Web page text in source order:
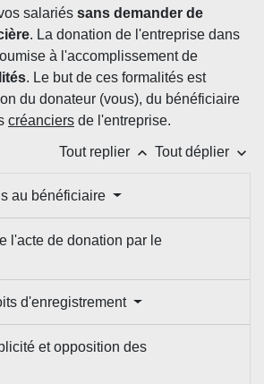
salariés sans demander de
. La donation de l'entreprise dans
à l'accomplissement de
. Le but de ces formalités est
du donateur (vous), du bénéficiaire
créanciers de l'entreprise.
Tout replier keyboard_arrow_up Tout déplier keyboard_arrow_down
au bénéficiaire
l'acte de donation par le
d'enregistrement
et opposition des